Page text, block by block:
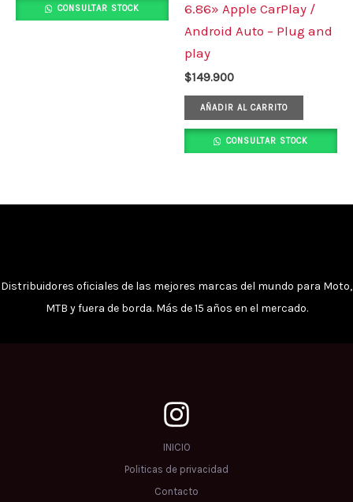
CONSULTAR STOCK
6.86» Apple CarPlay /
Android Auto – Plug and
play
$149.900
AÑADIR AL CARRITO
CONSULTAR STOCK
Distribuidores oficiales de las mejores marcas del mundo para Moto,
MTB y fuera de borda. Más de 15 años en el mercado.
INICIO
Politicas de privacidad
Contacto